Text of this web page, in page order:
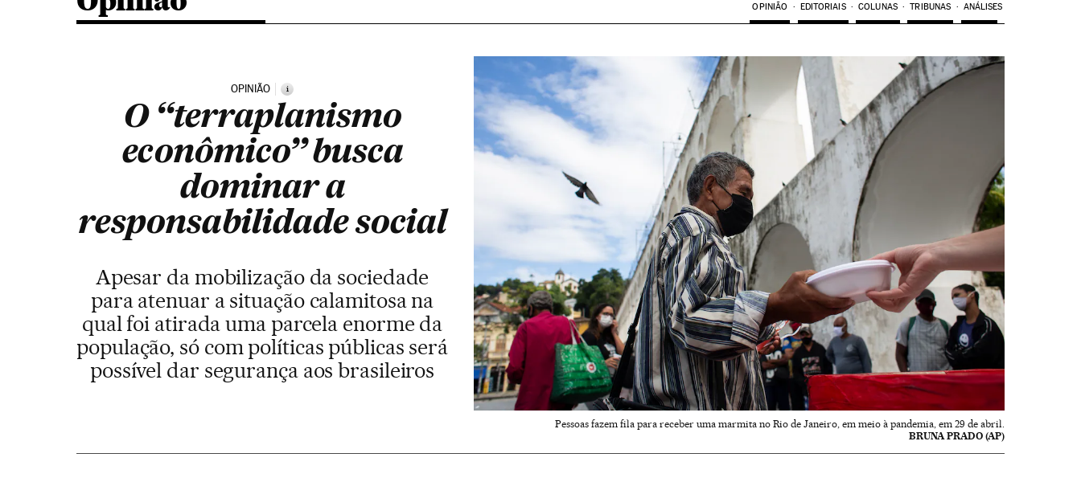
OPINIÃO EDITORIAIS COLUNAS TRIBUNAS ANÁLISES
OPINIÃO i
O “terraplanismo
econômico” busca
dominar a
responsabilidade social
Apesar da mobilização da sociedade
para atenuar a situação calamitosa na
qual foi atirada uma parcela enorme da
população, só com políticas públicas será
possível dar segurança aos brasileiros
Pessoas fazem fila para receber uma marmita no Rio de Janeiro, em meio à pandemia, em 29 de abril.
BRUNA PRADO (AP)